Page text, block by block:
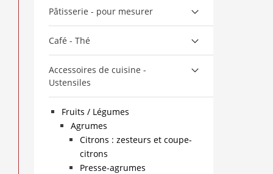
Pâtisserie - pour mesurer
Café - Thé
Accessoires de cuisine -
Ustensiles
Fruits / Légumes
Agrumes
Citrons : zesteurs et coupe-
citrons
Presse-agrumes